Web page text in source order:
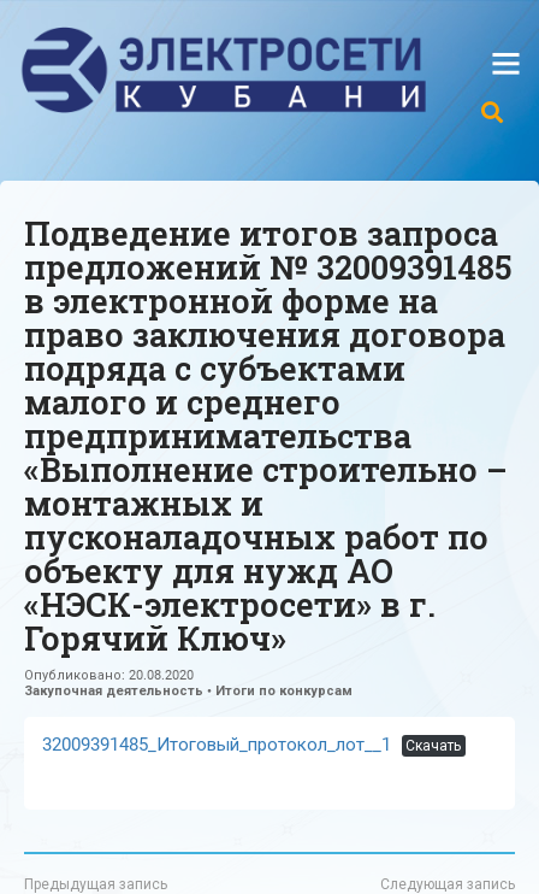
Подведение итогов запроса
предложений № 32009391485
в электронной форме на
право заключения договора
подряда с субъектами
малого и среднего
предпринимательства
«Выполнение строительно –
монтажных и
пусконаладочных работ по
объекту для нужд АО
«НЭСК-электросети» в г.
Горячий Ключ»
Опубликовано: 20.08.2020
Закупочная деятельность • Итоги по конкурсам
32009391485_Итоговый_протокол_лот__1 Скачать
Предыдущая запись Следующая запись